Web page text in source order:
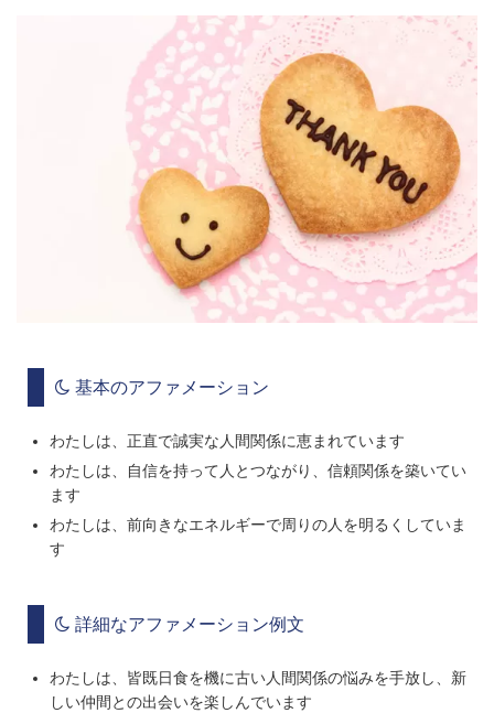
基本のアファメーション
わたしは、正直で誠実な人間関係に恵まれています
わたしは、自信を持って人とつながり、信頼関係を築いてい
ます
わたしは、前向きなエネルギーで周りの人を明るくしていま
す
詳細なアファメーション例文
わたしは、皆既日食を機に古い人間関係の悩みを手放し、新
しい仲間との出会いを楽しんでいます